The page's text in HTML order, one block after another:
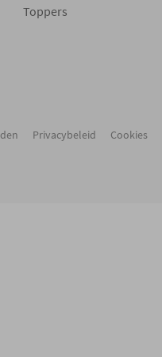
Toppers
Privacybeleid Cookies